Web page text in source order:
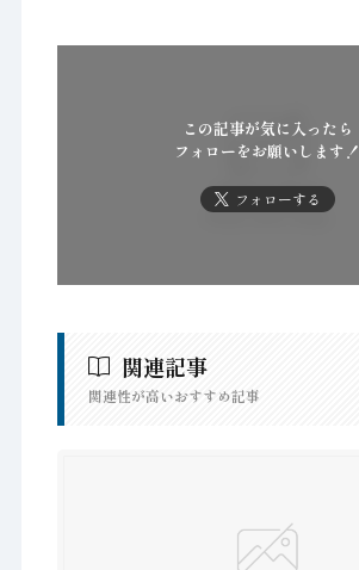
この記事が気に入ったら
フォローをお願いします！
フォローする
関連記事
関連性が高いおすすめ記事